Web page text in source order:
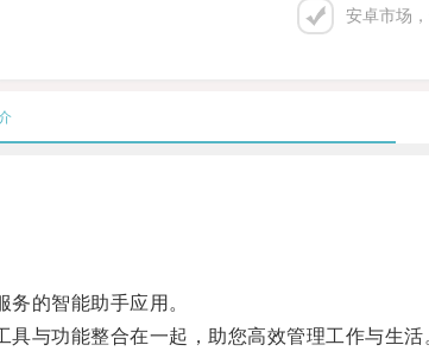
安卓市场
的智能助手应用。
与功能整合在一起，助您高效管理工作与生活